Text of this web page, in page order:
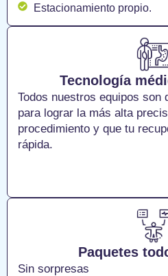
Estacionamiento propio.
Tecnología
Todos nuestros equipos son
para lograr la más alta
procedimiento y que tu
rápida.
Paquetes
Sin sorpresas